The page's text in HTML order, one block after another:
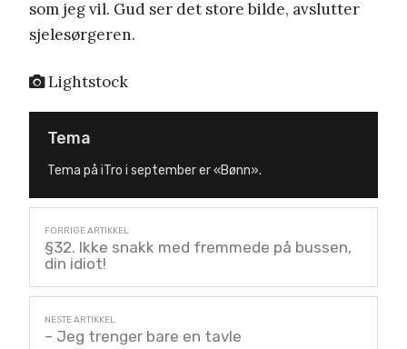
som jeg vil. Gud ser det store bilde, avslutter
sjelesørgeren.
Lightstock
Tema
Tema på iTro i september er «Bønn».
§32. Ikke snakk med fremmede på bussen,
din idiot!
– Jeg trenger bare en tavle